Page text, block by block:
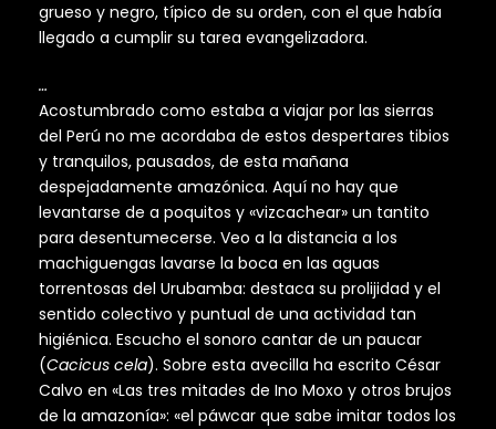
grueso y negro, típico de su orden, con el que había
llegado a cumplir su tarea evangelizadora.
…
Acostumbrado como estaba a viajar por las sierras
del Perú no me acordaba de estos despertares tibios
y tranquilos, pausados, de esta mañana
despejadamente amazónica. Aquí no hay que
levantarse de a poquitos y «vizcachear» un tantito
para desentumecerse. Veo a la distancia a los
machiguengas lavarse la boca en las aguas
torrentosas del Urubamba: destaca su prolijidad y el
sentido colectivo y puntual de una actividad tan
higiénica. Escucho el sonoro cantar de un paucar
(Cacicus cela). Sobre esta avecilla ha escrito César
Calvo en «Las tres mitades de Ino Moxo y otros brujos
de la amazonía»: «el páwcar que sabe imitar todos los